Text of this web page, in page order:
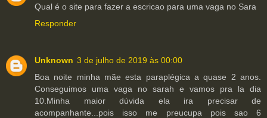
Qual é o site para fazer a escricao para uma vaga no Sara
Responder
Unknown 3 de julho de 2019 às 00:00
Boa noite minha mãe esta paraplégica a quase 2 anos.
Conseguimos uma vaga no sarah e vamos pra la dia
10.Minha maior dúvida ela ira precisar de
acompanhante...pois isso me preucupa pois sao 6